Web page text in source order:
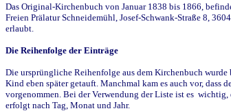
Das Original-Kirchenbuch von Januar 1838 bis 1866,
Freien Prälatur Schneidemühl, Josef-Schwank-Straße 8,
erlaubt.
Die Reihenfolge der Einträge
Die ursprüngliche Reihenfolge aus dem Kirchenbuch
Kind eben später getauft. Manchmal kam es auch vor,
vorgenommen. Bei der Verwendung der Liste ist es
erfolgt nach Tag, Monat und Jahr.